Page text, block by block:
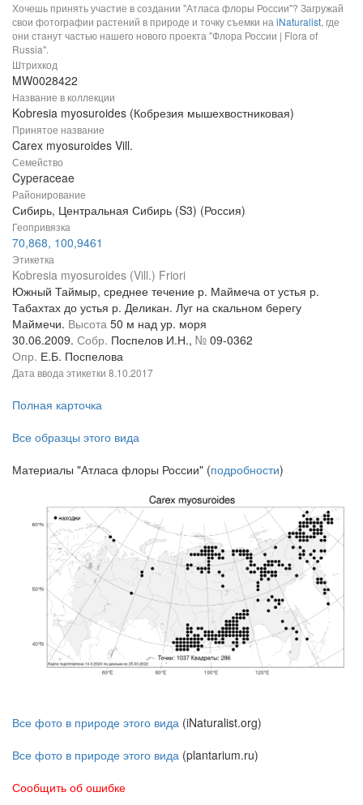
Хочешь принять участие в создании "Атласа флоры России"? Загружай
свои фотографии растений в природе и точку съемки наiNaturalist, где
они станут частью нашего нового проекта "Флора России | Flora of
Russia".
Штрихкод
MW0028422
Название в коллекции
Kobresia myosuroides (Кобрезия мышехвостниковая)
Принятое название
Carex myosuroides Vill.
Семейство
Cyperaceae
Районирование
Сибирь, Центральная Сибирь (S3) (Россия)
Геопривязка
70,868, 100,9461
Этикетка
Kobresia myosuroides (Vill.) Friori
Южный Таймыр, среднее течение р. Маймеча от устья р.
Табахтах до устья р. Деликан. Луг на скальном берегу
Маймечи. Высота 50 м над ур. моря
30.06.2009. Собр. Поспелов И.Н., № 09-0362
Опр. Е.Б. Поспелова
Дата ввода этикетки 8.10.2017
Полная карточка
Все образцы этого вида
Материалы "Атласа флоры России" (подробности)
Все фото в природе этого вида (iNaturalist.org)
Все фото в природе этого вида (plantarium.ru)
Сообщить об ошибке